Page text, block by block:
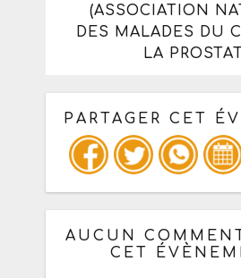
(ASSOCIATION
DES MALADES DU
LA
PARTAGER CET
Copiez les infos ci-
: mail / forum /
AUCUN
CET